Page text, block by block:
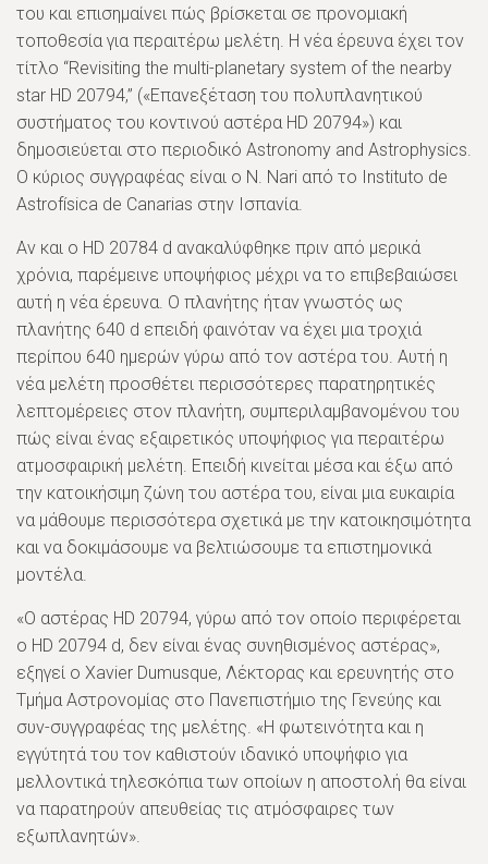
του και επισημαίνει πώς βρίσκεται σε προνομιακή
τοποθεσία για περαιτέρω μελέτη. Η νέα έρευνα έχει τον
τίτλο “Revisiting the multi-planetary system of the nearby
star HD 20794,” («Επανεξέταση του πολυπλανητικού
συστήματος του κοντινού αστέρα HD 20794») και
δημοσιεύεται στο περιοδικό Astronomy and Astrophysics.
Ο κύριος συγγραφέας είναι ο N. Nari από το Instituto de
Astrofísica de Canarias στην Ισπανία.
Αν και ο HD 20784 d ανακαλύφθηκε πριν από μερικά
χρόνια, παρέμεινε υποψήφιος μέχρι να το επιβεβαιώσει
αυτή η νέα έρευνα. Ο πλανήτης ήταν γνωστός ως
πλανήτης 640 d επειδή φαινόταν να έχει μια τροχιά
περίπου 640 ημερών γύρω από τον αστέρα του. Αυτή η
νέα μελέτη προσθέτει περισσότερες παρατηρητικές
λεπτομέρειες στον πλανήτη, συμπεριλαμβανομένου του
πώς είναι ένας εξαιρετικός υποψήφιος για περαιτέρω
ατμοσφαιρική μελέτη. Επειδή κινείται μέσα και έξω από
την κατοικήσιμη ζώνη του αστέρα του, είναι μια ευκαιρία
να μάθουμε περισσότερα σχετικά με την κατοικησιμότητα
και να δοκιμάσουμε να βελτιώσουμε τα επιστημονικά
μοντέλα.
«Ο αστέρας HD 20794, γύρω από τον οποίο περιφέρεται
ο HD 20794 d, δεν είναι ένας συνηθισμένος αστέρας»,
εξηγεί ο Xavier Dumusque, Λέκτορας και ερευνητής στο
Τμήμα Αστρονομίας στο Πανεπιστήμιο της Γενεύης και
συν-συγγραφέας της μελέτης. «Η φωτεινότητα και η
εγγύτητά του τον καθιστούν ιδανικό υποψήφιο για
μελλοντικά τηλεσκόπια των οποίων η αποστολή θα είναι
να παρατηρούν απευθείας τις ατμόσφαιρες των
εξωπλανητών».